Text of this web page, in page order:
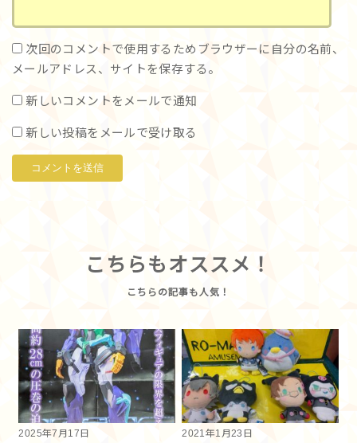
次回のコメントで使用するためブラウザーに自分の名前、
メールアドレス、サイトを保存する。
新しいコメントをメールで通知
新しい投稿をメールで受け取る
こちらもオススメ！
2025年7月17日
2021年1月23日